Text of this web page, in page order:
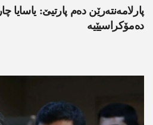
پارلامەنتەرێن دەم پارتیێ: یاسایا
دەمۆکراسیێیە